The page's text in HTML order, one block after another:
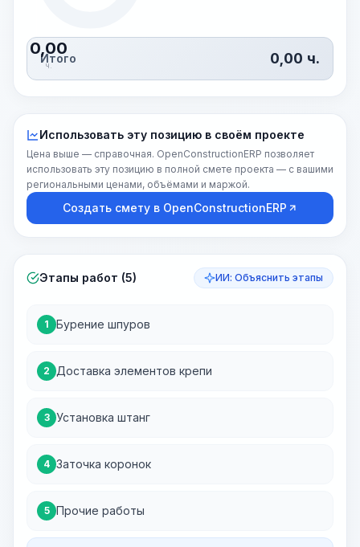
0,00
ч.
Итого 0,00 ч.
Использовать эту позицию в своём проекте
Цена выше — справочная. OpenConstructionERP позволяет
использовать эту позицию в полной смете проекта — с вашими
региональными ценами, объёмами и маржой.
Создать смету в OpenConstructionERP
Этапы работ (5) ИИ: Объяснить этапы
1 Бурение шпуров
2 Доставка элементов крепи
3 Установка штанг
4 Заточка коронок
5 Прочие работы